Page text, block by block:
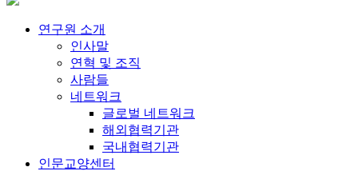
연구원 소개
인사말
연혁 및 조직
사람들
네트워크
글로벌 네트워크
해외협력기관
국내협력기관
인문교양센터